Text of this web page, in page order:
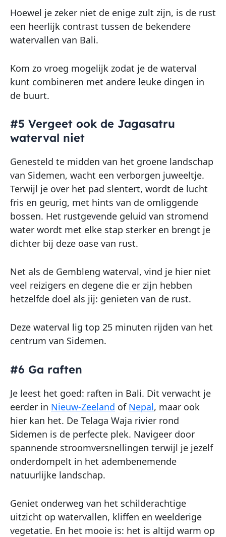
Hoewel je zeker niet de enige zult zijn, is de rust
een heerlijk contrast tussen de bekendere
watervallen van Bali.
Kom zo vroeg mogelijk zodat je de waterval
kunt combineren met andere leuke dingen in
de buurt.
#5 Vergeet ook de Jagasatru
waterval niet
Genesteld te midden van het groene landschap
van Sidemen, wacht een verborgen juweeltje.
Terwijl je over het pad slentert, wordt de lucht
fris en geurig, met hints van de omliggende
bossen. Het rustgevende geluid van stromend
water wordt met elke stap sterker en brengt je
dichter bij deze oase van rust.
Net als de Gembleng waterval, vind je hier niet
veel reizigers en degene die er zijn hebben
hetzelfde doel als jij: genieten van de rust.
Deze waterval lig top 25 minuten rijden van het
centrum van Sidemen.
#6 Ga raften
Je leest het goed: raften in Bali. Dit verwacht je
eerder in Nieuw-Zeeland of Nepal, maar ook
hier kan het. De Telaga Waja rivier rond
Sidemen is de perfecte plek. Navigeer door
spannende stroomversnellingen terwijl je jezelf
onderdompelt in het adembenemende
natuurlijke landschap.
Geniet onderweg van het schilderachtige
uitzicht op watervallen, kliffen en weelderige
vegetatie. En het mooie is: het is altijd warm op